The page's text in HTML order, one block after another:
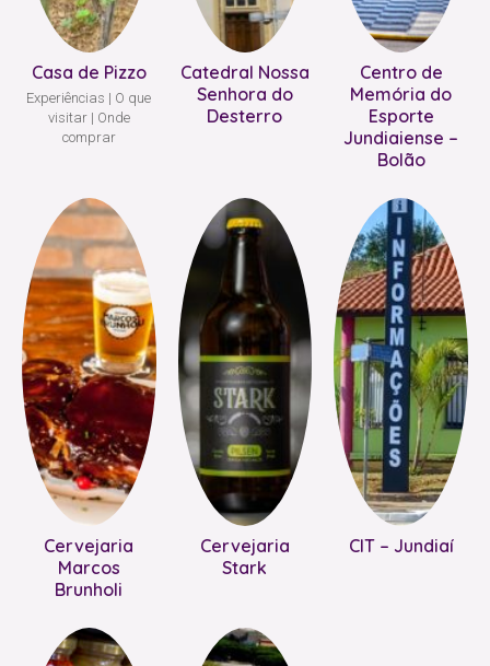
Casa de Pizzo
Experiências
O que
visitar
Onde
comprar
Catedral Nossa
Senhora do
Desterro
Centro de
Memória do
Esporte
Jundiaiense –
Bolão
Cervejaria
Marcos
Brunholi
Cervejaria
Stark
CIT – Jundiaí